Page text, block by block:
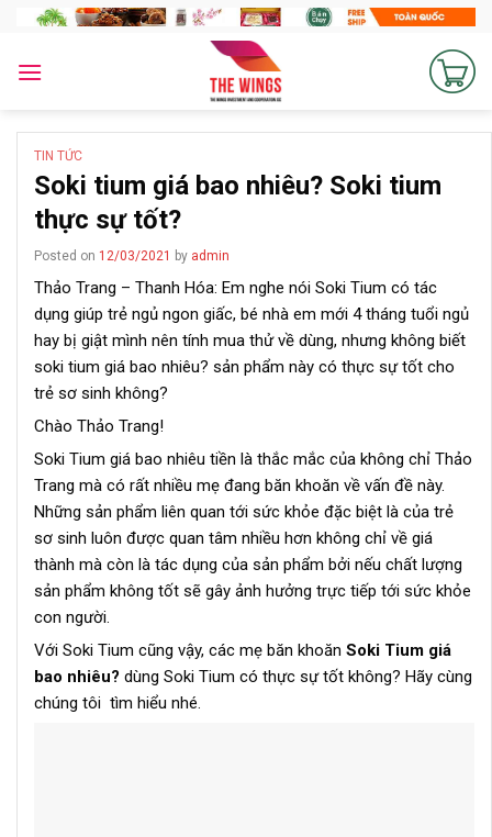
content
TIN TỨC
Soki tium giá bao nhiêu? Soki tium
thực sự tốt?
Posted on 12/03/2021 by admin
Thảo Trang – Thanh Hóa: Em nghe nói Soki Tium có tác
dụng giúp trẻ ngủ ngon giấc, bé nhà em mới 4 tháng tuổi ngủ
hay bị giật mình nên tính mua thử về dùng, nhưng không biết
soki tium giá bao nhiêu? sản phẩm này có thực sự tốt cho
trẻ sơ sinh không?
Chào Thảo Trang!
Soki Tium giá bao nhiêu tiền là thắc mắc của không chỉ Thảo
Trang mà có rất nhiều mẹ đang băn khoăn về vấn đề này.
Những sản phẩm liên quan tới sức khỏe đặc biệt là của trẻ
sơ sinh luôn được quan tâm nhiều hơn không chỉ về giá
thành mà còn là tác dụng của sản phẩm bởi nếu chất lượng
sản phẩm không tốt sẽ gây ảnh hưởng trực tiếp tới sức khỏe
con người.
Với Soki Tium cũng vậy, các mẹ băn khoăn Soki Tium giá
bao nhiêu? dùng Soki Tium có thực sự tốt không? Hãy cùng
chúng tôi tìm hiểu nhé.